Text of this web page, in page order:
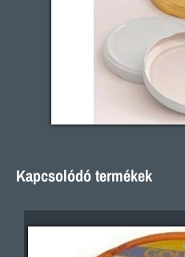
Kapcsolódó termékek